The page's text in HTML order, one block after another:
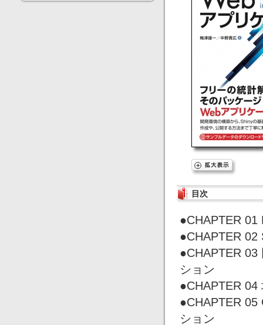
目次
●CHAPTER 01
●CHAPTER 02
●CHAPTER 03
ション
●CHAPTER 04
●CHAPTER 05
ション